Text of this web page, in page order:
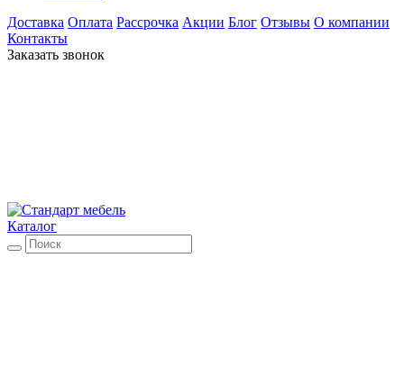
Доставка Оплата Рассрочка Акции Блог Отзывы О компании
Контакты
Заказать звонок
Каталог